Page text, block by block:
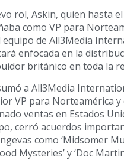
rol, Askin, quien hasta
como VP para
de All3Media
enfocada en la
británico en toda la
a All3Media
VP para Norteamérica y
ventas en Estados
cerró acuerdos
como ‘Midsomer
Mysteries’ y ‘Doc